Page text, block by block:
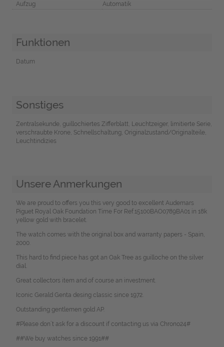
Aufzug
Automatik
Funktionen
Datum
Sonstiges
Zentralsekunde, guillochiertes Zifferblatt, Leuchtzeiger, limitierte Serie,
verschraubte Krone, Schnellschaltung, Originalzustand/Originalteile,
Leuchtindizies
Unsere Anmerkungen
We are proud to offers you this very good to excellent Audemars
Piguet Royal Oak Foundation Time For Ref.15100BAO0789BA01 in 18k
yellow gold with bracelet.
The watch comes with the original box and warranty papers - Spain,
2000.
This hard to find piece has got an Oak Tree as guilloche on the silver
dial.
Great collectors item and of course an investment.
Iconic Gerald Genta desing classic since 1972.
Outstanding gentlemen gold AP.
#Please don`t ask for a discount if contacting us via Chrono24#
##We buy watches since 1991##